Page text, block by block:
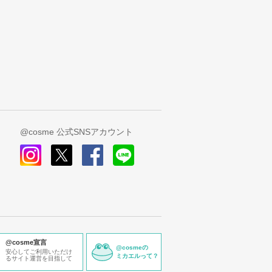
@cosme 公式SNSアカウント
@cosme宣言
安心してご利用いただけ
るサイト運営を目指して
@cosmeの
ミカエルって？